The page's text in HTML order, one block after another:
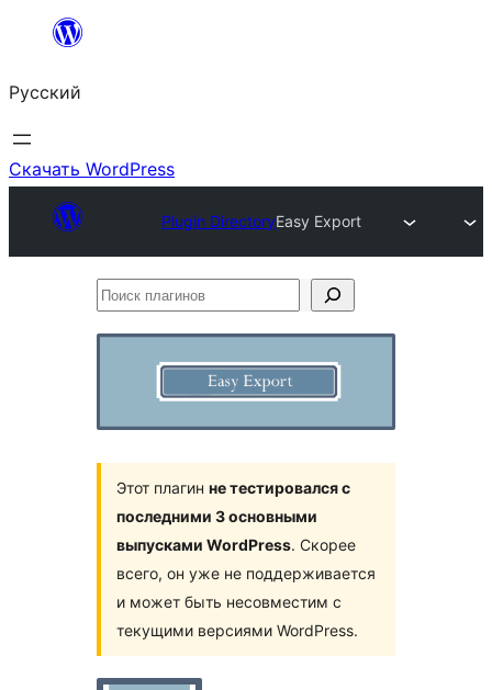
Перейти
содержимому
Русский
Скачать WordPress
Plugin DirectoryEasy Export
Поиск
Этот плагин не тестировался с
последними 3 основными
выпусками WordPress. Скорее
всего, он уже не поддерживается
и может быть несовместим с
текущими версиями WordPress.